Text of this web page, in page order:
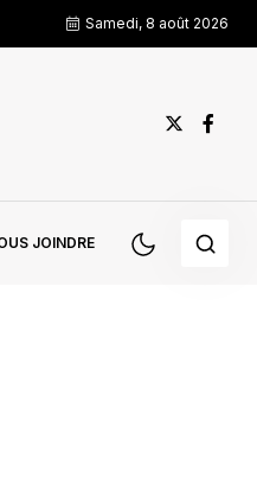
Samedi, 8 août 2026
JOINDRE